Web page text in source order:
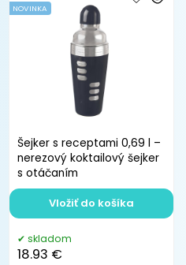
Šejker s receptami 0,69 l –
nerezový koktailový šejker
s otáčaním
NOVINKA
skladom
18.93 €
Vložiť do košíka